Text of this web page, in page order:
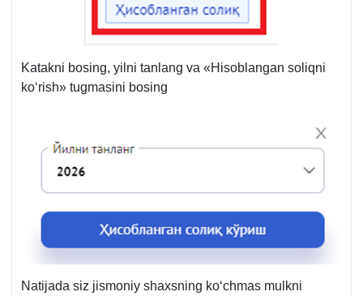
Katakni bosing, yilni tanlang va «Hisoblangan soliqni
koʻrish» tugmasini bosing
Natijada siz jismoniy shaхsning koʻchmas mulkni